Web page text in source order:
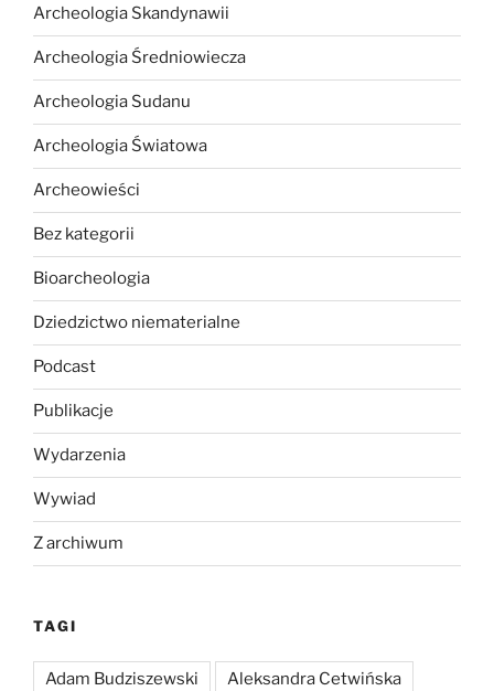
Archeologia Skandynawii
Archeologia Średniowiecza
Archeologia Sudanu
Archeologia Światowa
Archeowieści
Bez kategorii
Bioarcheologia
Dziedzictwo niematerialne
Podcast
Publikacje
Wydarzenia
Wywiad
Z archiwum
TAGI
Adam Budziszewski Aleksandra Cetwińska